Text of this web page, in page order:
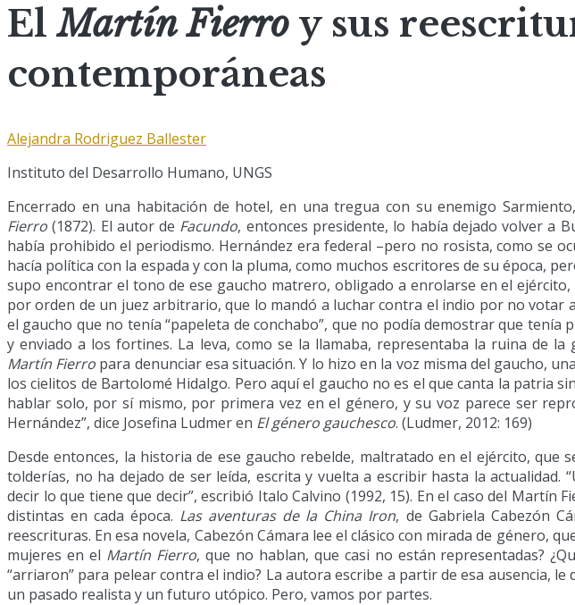
ElMartín Fierro y sus
contemporáneas
Alejandra Rodriguez Ballester
Instituto del Desarrollo Humano, UNGS
Encerrado en una habitación de hotel, en una tregua con su enemigo
Fierro(1872). El autor de Facundo, entonces presidente, lo había dejado volver a
había prohibido el periodismo. Hernández era federal –pero no rosista, como se
hacía política con la espada y con la pluma, como muchos escritores de su época,
supo encontrar el tono de ese gaucho matrero, obligado a enrolarse en el
por orden de un juez arbitrario, que lo mandó a luchar contra el indio por no votar
el gaucho que no tenía “papeleta de conchabo”, que no podía demostrar que tenía
y enviado a los fortines. La leva, como se la llamaba, representaba la ruina de la
Martín Fierro para denunciar esa situación. Y lo hizo en la voz misma del gaucho,
los cielitos de Bartolomé Hidalgo. Pero aquí el gaucho no es el que canta la patria
hablar solo, por sí mismo, por primera vez en el género, y su voz parece ser
Hernández”, dice Josefina Ludmer en El género gauchesco. (Ludmer, 2012: 169)
Desde entonces, la historia de ese gaucho rebelde, maltratado en el ejército, que
tolderías, no ha dejado de ser leída, escrita y vuelta a escribir hasta la actualidad.
decir lo que tiene que decir”, escribió Italo Calvino (1992, 15). En el caso del Martín
distintas en cada época. Las aventuras de la China Iron, de Gabriela Cabezón
reescrituras. En esa novela, Cabezón Cámara lee el clásico con mirada de género,
mujeres en el Martín Fierro, que no hablan, que casi no están representadas?
“arriaron” para pelear contra el indio? La autora escribe a partir de esa ausencia, le
un pasado realista y un futuro utópico. Pero, vamos por partes.